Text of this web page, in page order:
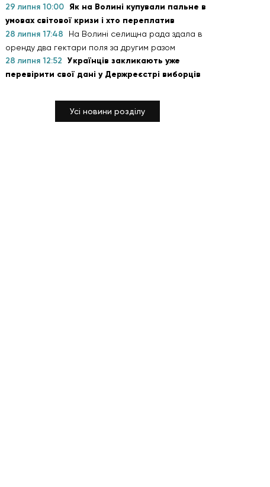
29 липня 10:00 Як на Волині купували пальне в
умовах світової кризи і хто переплатив
28 липня 17:48
На Волині селищна рада здала в
оренду два гектари поля за другим разом
28 липня 12:52 Українців закликають уже
перевірити свої дані у Держреєстрі виборців
Усі новини розділу